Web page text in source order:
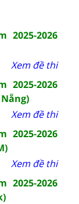
2026
Xem đề thi
2026
Xem đề thi
2026
Xem đề thi
2026